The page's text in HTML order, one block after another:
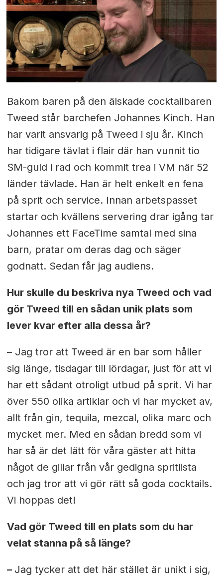
Bakom baren på den älskade cocktailbaren
Tweed står barchefen Johannes Kinch. Han
har varit ansvarig på Tweed i sju år. Kinch
har tidigare tävlat i flair där han vunnit tio
SM-guld i rad och kommit trea i VM när 52
länder tävlade. Han är helt enkelt en fena
på sprit och service. Innan arbetspasset
startar och kvällens servering drar igång tar
Johannes ett FaceTime samtal med sina
barn, pratar om deras dag och säger
godnatt. Sedan får jag audiens.
Hur skulle du beskriva nya Tweed och vad
gör Tweed till en sådan unik plats som
lever kvar efter alla dessa år?
– Jag tror att Tweed är en bar som håller
sig länge, tisdagar till lördagar, just för att vi
har ett sådant otroligt utbud på sprit. Vi har
över 550 olika artiklar och vi har mycket av,
allt från gin, tequila, mezcal, olika marc och
mycket mer. Med en sådan bredd som vi
har så är det lätt för våra gäster att hitta
något de gillar från vår gedigna spritlista
och jag tror att vi gör rätt så goda cocktails.
Vi hoppas det!
Vad gör Tweed till en plats som du har
velat stanna på så länge?
– Jag tycker att det här stället är unikt i sig,